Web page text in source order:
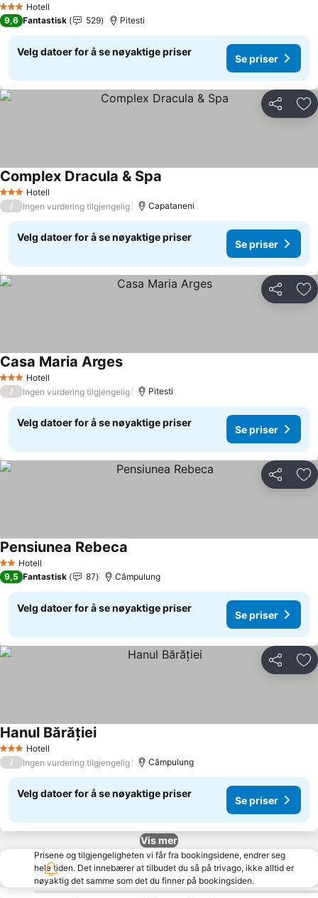
3 StjernerHotell
9,6 Fantastisk 529 Pitesti
Velg datoer for å se nøyaktige priser
Se priser
Del
3 StjernerHotell
Complex Dracula & Spa
/ Ingen vurdering tilgjengelig Capataneni
Velg datoer for å se nøyaktige priser
Se priser
Del
3 StjernerHotell
Casa Maria ArgesSe priser
/ Ingen vurdering tilgjengelig Pitesti
Velg datoer for å se nøyaktige priser
Se priser
Del
2 Stjerner
Hotell
Pensiunea Rebeca
9,5 Fantastisk 87 Câmpulung
Velg datoer for å se nøyaktige priser
Se priser
Del
3 StjernerHotell
Hanul BărățieiSe priser
/ Ingen vurdering tilgjengelig Câmpulung
Velg datoer for å se nøyaktige priser
Se priser
Vis mer
Prisene og tilgjengeligheten vi får fra bookingsidene, endrer seg
hele tiden. Det innebærer at tilbudet du så på trivago, ikke alltid er
nøyaktig det samme som det du finner på bookingsiden.